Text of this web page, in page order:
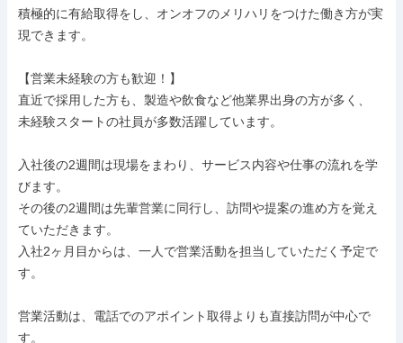
積極的に有給取得をし、オンオフのメリハリをつけた働き方が実
現できます。
【営業未経験の方も歓迎！】
直近で採用した方も、製造や飲食など他業界出身の方が多く、
未経験スタートの社員が多数活躍しています。
入社後の2週間は現場をまわり、サービス内容や仕事の流れを学
びます。
その後の2週間は先輩営業に同行し、訪問や提案の進め方を覚え
ていただきます。
入社2ヶ月目からは、一人で営業活動を担当していただく予定で
す。
営業活動は、電話でのアポイント取得よりも直接訪問が中心で
す。